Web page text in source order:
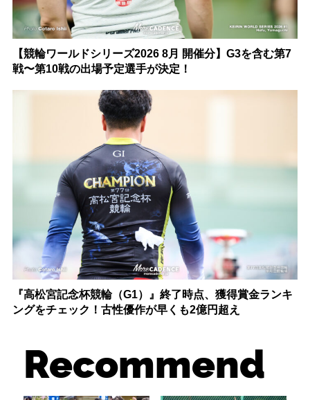
【競輪ワールドシリーズ2026 8月 開催分】G3を含む第7
戦〜第10戦の出場予定選手が決定！
『高松宮記念杯競輪（G1）』終了時点、獲得賞金ランキ
ングをチェック！古性優作が早くも2億円超え
Recommend